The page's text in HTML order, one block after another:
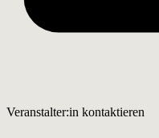
Veranstalter:in kontaktieren